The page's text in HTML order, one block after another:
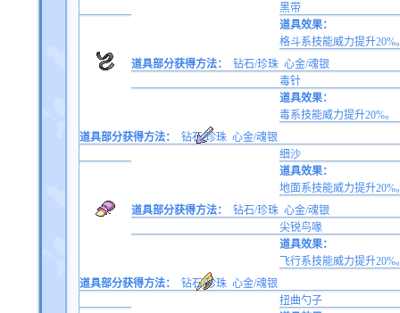
黑带
道具效果：
格斗系技能威力提升20%
道具部分获得方法：
钻石/珍珠 心金/魂银
毒针
道具效果：
毒系技能威力提升20%。
道具部分获得方法：
钻石/珍珠 心金/魂银
细沙
道具效果：
地面系技能威力提升20%
道具部分获得方法：
钻石/珍珠 心金/魂银
尖锐鸟喙
道具效果：
飞行系技能威力提升20%
道具部分获得方法：
钻石/珍珠 心金/魂银
扭曲勺子